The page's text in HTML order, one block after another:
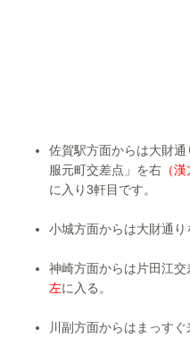
佐賀駅方面からは大財
服元町交差点」を右 （
に入り3軒目です。
小城方面からは大財通
神崎方面からは片田江
左に入る。
川副方面からはまっす